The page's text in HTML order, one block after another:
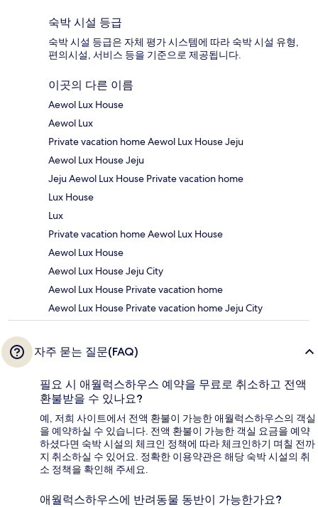
숙박 시설 등급
숙박 시설 등급은 자체 평가 시스템에 따라 숙박 시설 유형,
편의시설, 서비스 등을 기준으로 제공됩니다.
이곳의 다른 이름
Aewol Lux House
Aewol Lux
Private vacation home Aewol Lux House Jeju
Aewol Lux House Jeju
Jeju Aewol Lux House Private vacation home
Lux House
Lux
Private vacation home Aewol Lux House
Aewol Lux House
Aewol Lux House Jeju City
Aewol Lux House Private vacation home
Aewol Lux House Private vacation home Jeju City
자주 묻는 질문(FAQ)
필요 시 애월럭스하우스 예약을 무료로 취소하고 전액
환불받을 수 있나요?
예, 저희 사이트에서 전액 환불이 가능한 애월럭스하우스의 객실
을 예약하실 수 있습니다. 전액 환불이 가능한 객실 요금을 예약
하셨다면 숙박 시설의 체크인 정책에 따라 체크인하기 며칠 전까
지 취소하실 수 있어요. 정확한 이용약관은 해당 숙박 시설의 취
소 정책을 확인해 주세요.
애월럭스하우스에 반려동물 동반이 가능한가요?